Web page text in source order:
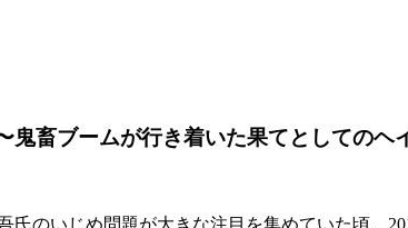
畜ブームが行き着いた果てとしてのヘ